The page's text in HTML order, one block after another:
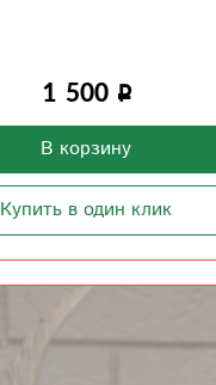
1 500
В корзину
Купить в один клик